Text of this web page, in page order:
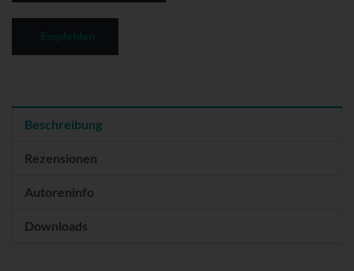
Beschreibung
Rezensionen
Autoreninfo
Downloads